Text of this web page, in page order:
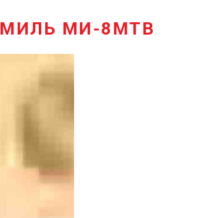
МИЛЬ МИ-8МТВ